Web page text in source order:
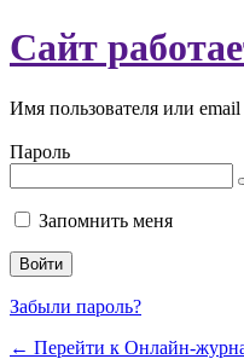
Сайт
Имя пользователя или email
Пароль
Запомнить меня
Забыли пароль?
← Перейти к Онлайн-